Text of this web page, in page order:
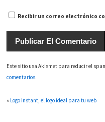
Recibir un correo electrónico
Este sitio usa Akismet para reducir el
comentarios.
« Logo Instant, el logo ideal para tu web